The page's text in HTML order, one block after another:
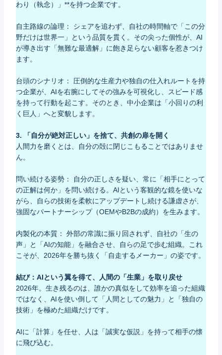
わり（執念）」**を持つ企業です。
自主路線の論理： シェアを追わず、自社の時間軸で「この分
野だけは世界一」という品質を貫く。その尖った個性が、AI
が導き出す「無難な最適解」に飽き足らない顧客を惹きつけ
ます。
台頭のシナリオ： 圧倒的な生産力や独自の仕入れルートを持
つ企業が、AIを右腕にしてその強みを可視化し、スピード感
を持って行動を起こす。そのとき、中小企業は「小回りの利
く巨人」へと変貌します。
3. 「自分が絶対正しい」を捨て、共創の扉を開く
人間力を磨くとは、自分の殻に閉じこもることではありませ
ん。
問い続ける姿勢： 自分の正しさを疑い、常に「相手にとって
の正解は何か」を問い続ける。AIという客観的な鏡を使いな
がら、自らの技術を柔軟にアップデートし続ける謙虚さが、
強固なパートナーシップ（OEMやB2Bの成約）を生みます。
内製化の本質： 外部の常識に振り回されず、自社の「生の
声」と「AIの知能」を融合させ、自らの足で歩む組織。これ
こそが、2026年を勝ち抜く「自走するメーカー」の姿です。
結び：AIという翼を得て、人間の「生業」を取り戻せ
2026年。生き残るのは、誰かの真似をして効率を追った組織
ではなく、AIを使い倒して「人間としての魅力」と「独自の
技術」を極めた組織だけです。
AIに「計算」を任せ、人は「誠実な仮説」を持って相手の懐
に飛び込む。